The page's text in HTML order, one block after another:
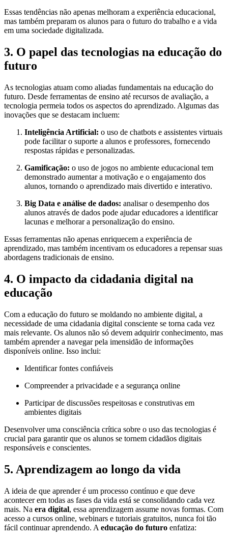
Essas tendências não apenas melhoram a experiência educacional,
mas também preparam os alunos para o futuro do trabalho e a vida
em uma sociedade digitalizada.
3. O papel das tecnologias na educação do
futuro
As tecnologias atuam como aliadas fundamentais na educação do
futuro. Desde ferramentas de ensino até recursos de avaliação, a
tecnologia permeia todos os aspectos do aprendizado. Algumas das
inovações que se destacam incluem:
Inteligência Artificial: o uso de chatbots e assistentes virtuais
pode facilitar o suporte a alunos e professores, fornecendo
respostas rápidas e personalizadas.
Gamificação: o uso de jogos no ambiente educacional tem
demonstrado aumentar a motivação e o engajamento dos
alunos, tornando o aprendizado mais divertido e interativo.
Big Data e análise de dados: analisar o desempenho dos
alunos através de dados pode ajudar educadores a identificar
lacunas e melhorar a personalização do ensino.
Essas ferramentas não apenas enriquecem a experiência de
aprendizado, mas também incentivam os educadores a repensar suas
abordagens tradicionais de ensino.
4. O impacto da cidadania digital na
educação
Com a educação do futuro se moldando no ambiente digital, a
necessidade de uma cidadania digital consciente se torna cada vez
mais relevante. Os alunos não só devem adquirir conhecimento, mas
também aprender a navegar pela imensidão de informações
disponíveis online. Isso inclui:
Identificar fontes confiáveis
Compreender a privacidade e a segurança online
Participar de discussões respeitosas e construtivas em
ambientes digitais
Desenvolver uma consciência crítica sobre o uso das tecnologias é
crucial para garantir que os alunos se tornem cidadãos digitais
responsáveis e conscientes.
5. Aprendizagem ao longo da vida
A ideia de que aprender é um processo contínuo e que deve
acontecer em todas as fases da vida está se consolidando cada vez
mais. Na era digital, essa aprendizagem assume novas formas. Com
acesso a cursos online, webinars e tutoriais gratuitos, nunca foi tão
fácil continuar aprendendo. A educação do futuro enfatiza: